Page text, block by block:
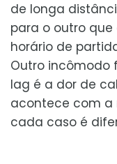
de longa
para o outro
horário de
Outro incômodo
lag é a dor de
acontece com a
cada caso é